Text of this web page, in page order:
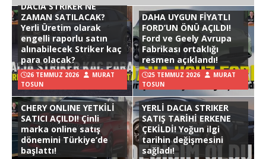
DACIA STRIKER NE
ZAMAN SATILACAK?
Yerli Üretim olarak
engelli raporlu satın
alınabilecek Striker kaç
para olacak?
26 TEMMUZ 2026
MURAT
TOSUN
DAHA UYGUN FİYATLI
FORD’UN ÖNÜ AÇILDI!
Ford ve Geely Avrupa
Fabrikası ortaklığı
resmen açıklandı!
25 TEMMUZ 2026
MURAT
TOSUN
CHERY ONLINE YETKİLİ
SATICI AÇILDI! Çinli
marka online satış
dönemini Türkiye’de
başlattı!
YERLİ DACIA STRIKER
SATIŞ TARİHİ ERKENE
ÇEKİLDİ! Yoğun ilgi
tarihin değişmesini
sağladı!